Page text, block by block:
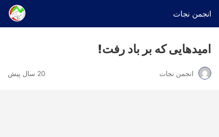
انجمن نجات
امیدهایی که بر باد رفت!
انجمن نجات 20 سال پیش